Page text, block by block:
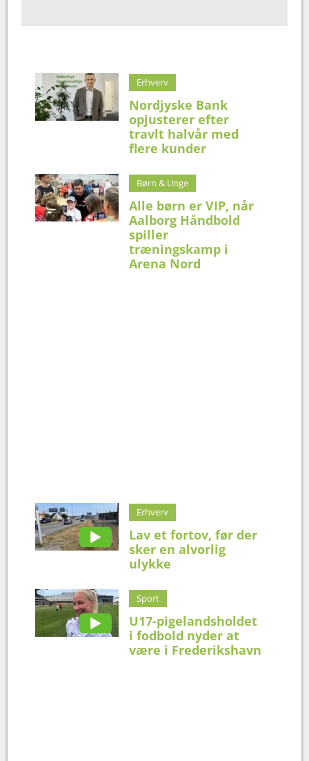
Erhverv
Nordjyske Bank
opjusterer efter
travlt halvår med
flere kunder
Børn & Unge
Alle børn er VIP, når
Aalborg Håndbold
spiller
træningskamp i
Arena Nord
Erhverv
Lav et fortov, før der
sker en alvorlig
ulykke
Sport
U17-pigelandsholdet
i fodbold nyder at
være i Frederikshavn